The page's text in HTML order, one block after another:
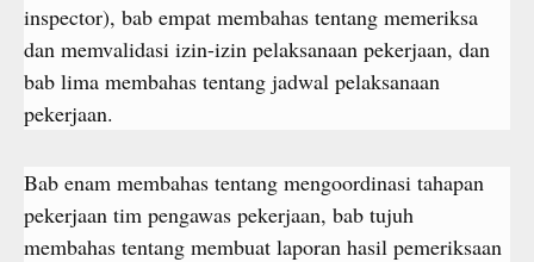
inspector), bab empat membahas tentang memeriksa
dan memvalidasi izin-izin pelaksanaan pekerjaan, dan
bab lima membahas tentang jadwal pelaksanaan
pekerjaan.
Bab enam membahas tentang mengoordinasi tahapan
pekerjaan tim pengawas pekerjaan, bab tujuh
membahas tentang membuat laporan hasil pemeriksaan